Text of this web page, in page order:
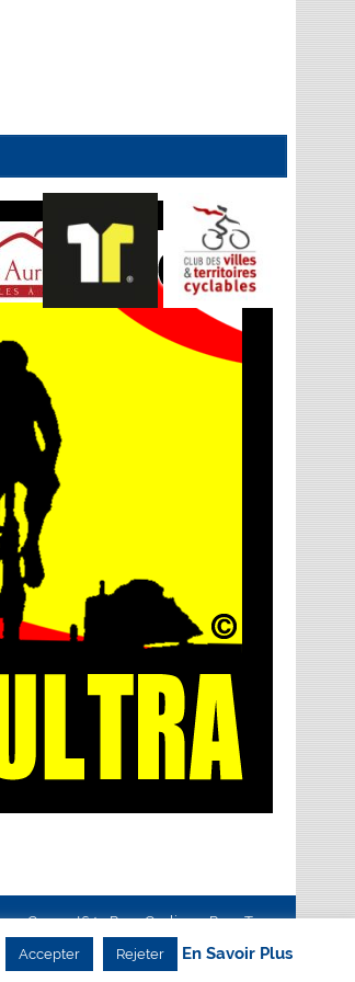
Creanet64- Pour Cyclisme Pour Tous
Accepter Rejeter En Savoir Plus